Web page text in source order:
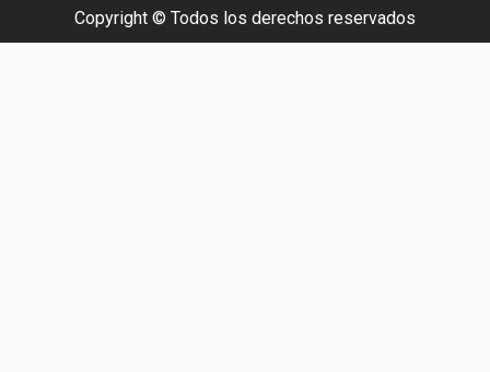
Copyright © Todos los derechos reservados